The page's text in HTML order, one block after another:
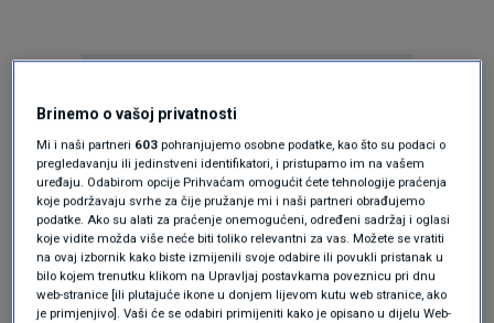
Oglas
Brinemo o vašoj privatnosti
Mi i naši partneri 603 pohranjujemo osobne podatke, kao što su podaci o
pregledavanju ili jedinstveni identifikatori, i pristupamo im na vašem
uređaju. Odabirom opcije Prihvaćam omogućit ćete tehnologije praćenja
koje podržavaju svrhe za čije pružanje mi i naši partneri obrađujemo
podatke. Ako su alati za praćenje onemogućeni, određeni sadržaj i oglasi
koje vidite možda više neće biti toliko relevantni za vas. Možete se vratiti
na ovaj izbornik kako biste izmijenili svoje odabire ili povukli pristanak u
bilo kojem trenutku klikom na Upravljaj postavkama poveznicu pri dnu
web-stranice [ili plutajuće ikone u donjem lijevom kutu web stranice, ako
je primjenjivo]. Vaši će se odabiri primijeniti kako je opisano u dijelu Web-